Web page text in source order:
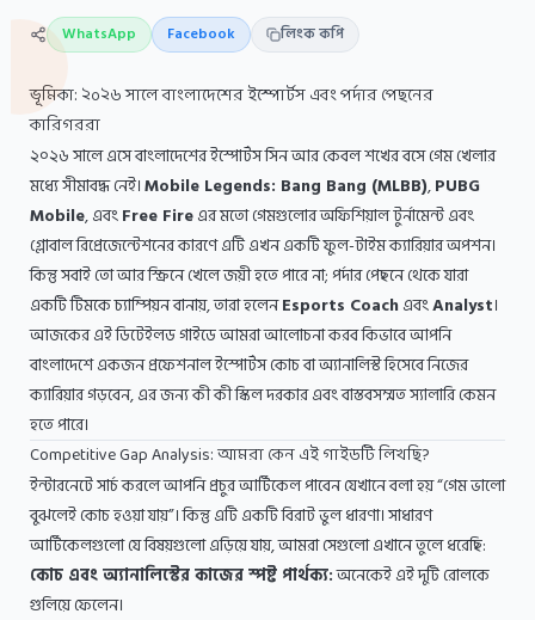
WhatsApp Facebook লিংক কপি
ভূমিকা: ২০২৬ সালে বাংলাদেশের ইস্পোর্টস এবং পর্দার পেছনের
কারিগররা
২০২৬ সালে এসে বাংলাদেশের ইস্পোর্টস সিন আর কেবল শখের বসে গেম খেলার
মধ্যে সীমাবদ্ধ নেই।Mobile Legends: Bang Bang (MLBB),PUBG
Mobile, এবংFree Fireএর মতো গেমগুলোর অফিশিয়াল টুর্নামেন্ট এবং
গ্লোবাল রিপ্রেজেন্টেশনের কারণে এটি এখন একটি ফুল-টাইম ক্যারিয়ার অপশন।
কিন্তু সবাই তো আর স্ক্রিনে খেলে জয়ী হতে পারে না; পর্দার পেছনে থেকে যারা
একটি টিমকে চ্যাম্পিয়ন বানায়, তারা হলেনEsports CoachএবংAnalyst।
আজকের এই ডিটেইলড গাইডে আমরা আলোচনা করব কিভাবে আপনি
বাংলাদেশে একজন প্রফেশনাল ইস্পোর্টস কোচ বা অ্যানালিস্ট হিসেবে নিজের
ক্যারিয়ার গড়বেন, এর জন্য কী কী স্কিল দরকার এবং বাস্তবসম্মত স্যালারি কেমন
হতে পারে।
Competitive Gap Analysis: আমরা কেন এই গাইডটি লিখছি?
ইন্টারনেটে সার্চ করলে আপনি প্রচুর আর্টিকেল পাবেন যেখানে বলা হয় “গেম ভালো
বুঝলেই কোচ হওয়া যায়”। কিন্তু এটি একটি বিরাট ভুল ধারণা। সাধারণ
আর্টিকেলগুলো যে বিষয়গুলো এড়িয়ে যায়, আমরা সেগুলো এখানে তুলে ধরেছি:
কোচ এবং অ্যানালিস্টের কাজের স্পষ্ট পার্থক্য:অনেকেই এই দুটি রোলকে
গুলিয়ে ফেলেন।